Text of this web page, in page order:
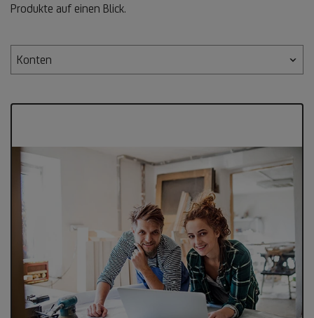
Produkte auf einen Blick.
Konten